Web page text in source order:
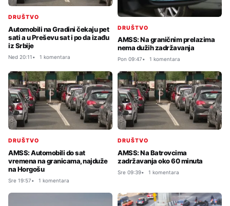
DRUŠTVO
Automobili na Gradini čekaju pet
sati a u Preševu sat i po da izađu
iz Srbije
Ned 20:11 1 komentara
DRUŠTVO
AMSS: Na graničnim prelazima
nema dužih zadržavanja
Pon 09:47 1 komentara
DRUŠTVO
AMSS: Automobili do sat
vremena na granicama, najduže
na Horgošu
Sre 19:57 1 komentara
DRUŠTVO
AMSS: Na Batrovcima
zadržavanja oko 60 minuta
Sre 09:39 1 komentara